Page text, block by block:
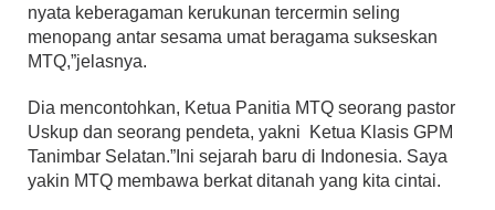
nyata keberagaman kerukunan tercermin seling
menopang antar sesama umat beragama sukseskan
MTQ,”jelasnya.
Dia mencontohkan, Ketua Panitia MTQ seorang pastor
Uskup dan seorang pendeta, yakni Ketua Klasis GPM
Tanimbar Selatan.”Ini sejarah baru di Indonesia. Saya
yakin MTQ membawa berkat ditanah yang kita cintai.